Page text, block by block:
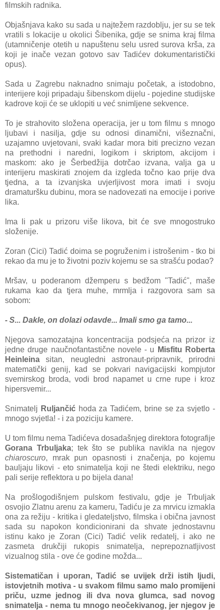
filmskih radnika.
Objašnjava kako su sada u najtežem razdoblju, jer su se tek
vratili s lokacije u okolici Šibenika, gdje se snima kraj filma
(utamničenje otetih u napuštenu selu usred surova krša, za
koji je inače vezan gotovo sav Tadićev dokumentaristički
opus).
Sada u Zagrebu naknadno snimaju početak, a istodobno,
interijere koji pripadaju šibenskom dijelu - pojedine studijske
kadrove koji će se uklopiti u već snimljene sekvence.
To je strahovito složena operacija, jer u tom filmu s mnogo
ljubavi i nasilja, gdje su odnosi dinamični, višeznačni,
uzajamno uvjetovani, svaki kadar mora biti precizno vezan
na prethodni i naredni, logikom i skriptom, akcijom i
maskom: ako je Šerbedžija dotrčao izvana, valja ga u
interijeru maskirati znojem da izgleda točno kao prije dva
tjedna, a ta izvanjska uvjerljivost mora imati i svoju
dramaturšku dubinu, mora se nadovezati na emocije i porive
lika.
Ima li pak u prizoru više likova, bit će sve mnogostruko
složenije.
Zoran (Cici) Tadić doima se pogruženim i istrošenim - tko bi
rekao da mu je to životni poziv kojemu se sa strašću podao?
Mršav, u poderanom džemperu s bedžom "Tadić", maše
rukama kao da tjera muhe, mrmlja i razgovora sam sa
sobom:
- S... Dakle, on dolazi odavde... Imali smo ga tamo...
Njegova samozatajna koncentracija podsjeća na prizor iz
jedne druge naučnofantastične novele - u
Misfitu Roberta
Heinleina sitan, neugledni astronaut-pripravnik, prirodni
matematički genij, kad se pokvari navigacijski kompjutor
svemirskog broda, vodi brod napamet u crne rupe i kroz
hipersvemir...
Snimatelj Ruljančićhoda za Tadićem, brine se za svjetlo -
mnogo svjetla! - i za poziciju kamere.
U tom filmu nema Tadićeva dosadašnjeg direktora fotografije
Gorana Trbuljaka; tek što se publika navikla na njegov
chiaroscuro, mrak pun opasnosti i značenja, po kojemu
bauljaju likovi - eto snimatelja koji ne štedi elektriku, nego
pali serije reflektora u po bijela dana!
Na prošlogodišnjem pulskom festivalu, gdje je Trbuljak
osvojio Zlatnu arenu za kameru, Tadiću je za mrvicu izmakla
ona za režiju - kritika i gledateljstvo, filmska i obična javnost
sada su napokon kondicionirani da shvate jednostavnu
istinu kako je Zoran (Cici) Tadić velik redatelj, i ako ne
zasmeta drukčiji rukopis snimatelja, neprepoznatljivost
vizualnog stila - ove će godine možda...
Sistematičan i uporan, Tadić se uvijek drži istih ljudi,
istovjetnih motiva - u svakom filmu samo malo promijeni
priču, uzme jednog ili dva nova glumca, sad novog
snimatelja - nema tu mnogo neočekivanog, jer njegov je